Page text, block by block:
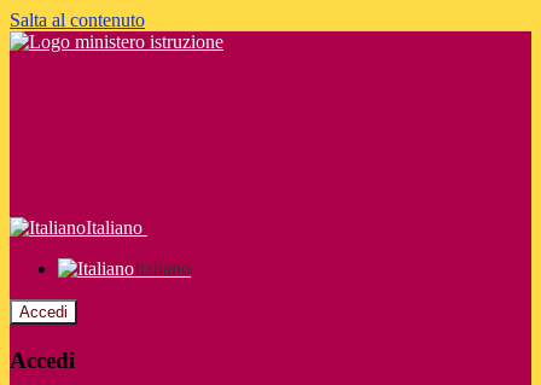
Salta al contenuto
Italiano
Italiano
Accedi
Accedi